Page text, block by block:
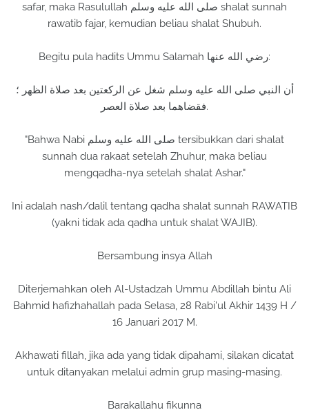
safar, maka Rasulullah صلى الله عليه وسلم shalat sunnah
rawatib fajar, kemudian beliau shalat Shubuh.
Begitu pula hadits Ummu Salamah رضي الله عنها:
أن النبي صلى الله عليه وسلم شغل عن الركعتين بعد صلاة الظهر ؛
فقضاهما بعد صلاة العصر.
"Bahwa Nabi صلى الله عليه وسلم tersibukkan dari shalat
sunnah dua rakaat setelah Zhuhur, maka beliau
mengqadha-nya setelah shalat Ashar."
Ini adalah nash/dalil tentang qadha shalat sunnah RAWATIB
(yakni tidak ada qadha untuk shalat WAJIB).
Bersambung insya Allah
Diterjemahkan oleh Al-Ustadzah Ummu Abdillah bintu Ali
Bahmid hafizhahallah pada Selasa, 28 Rabi'ul Akhir 1439 H /
16 Januari 2017 M.
Akhawati fillah, jika ada yang tidak dipahami, silakan dicatat
untuk ditanyakan melalui admin grup masing-masing.
Barakallahu fikunna